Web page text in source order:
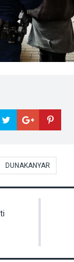
DUNAKANYAR